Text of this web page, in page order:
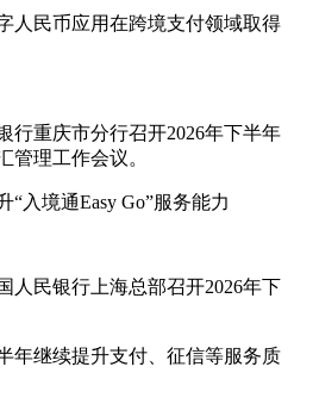
人民币应用在跨境支付领域取得
行重庆市分行召开2026年下半年
管理工作会议。
“入境通Easy Go”服务能力
人民银行上海总部召开2026年下
年继续提升支付、征信等服务质